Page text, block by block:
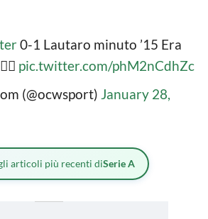
0-1 Lautaro minuto ’15 Era
pic.twitter.com/phM2nCdhZc
(@ocwsport) January 28,
articoli più recenti diSerie A